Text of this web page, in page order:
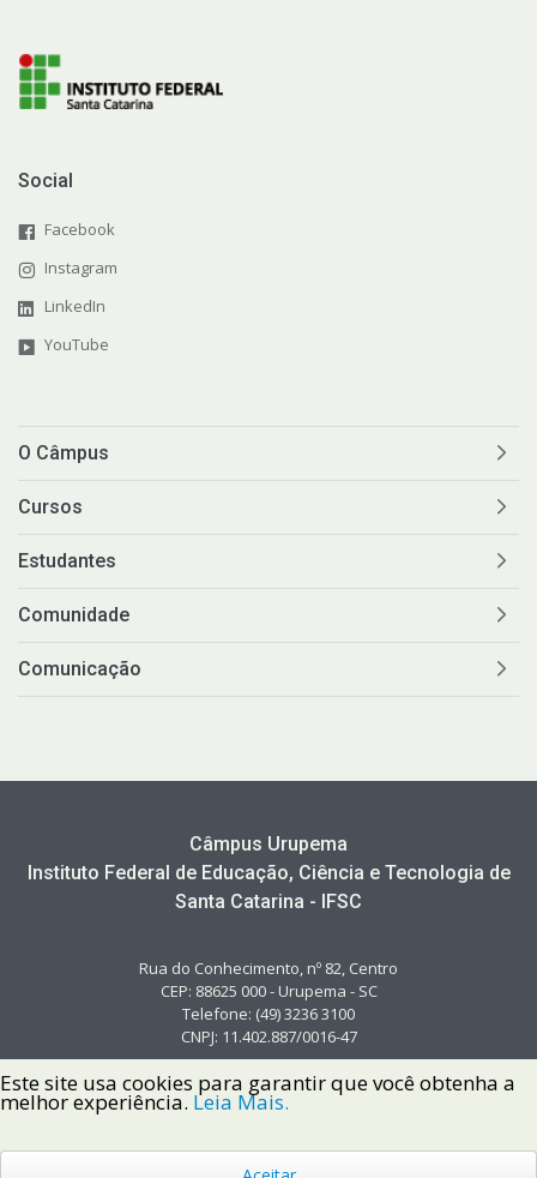
Social
Facebook
Instagram
LinkedIn
YouTube
O Câmpus
Cursos
Estudantes
Comunidade
Comunicação
Câmpus Urupema
Instituto Federal de Educação, Ciência e Tecnologia de
Santa Catarina - IFSC
Rua do Conhecimento, nº 82, Centro
CEP: 88625 000 - Urupema - SC
Telefone: (49) 3236 3100
CNPJ: 11.402.887/0016-47
Este site usa cookies para garantir que você obtenha a
melhor experiência. Leia Mais.